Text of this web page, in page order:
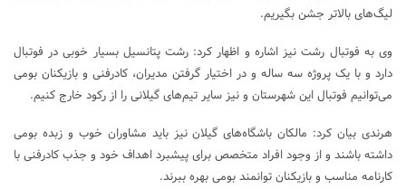
لیگ‌های بالاتر جشن بگیریم.
وی به فوتبال رشت نیز اشاره و اظهار کرد: رشت پتانسیل بسیار خوبی در فوتبال
دارد و با یک پروژه سه ساله و در اختیار گرفتن مدیران، کادرفنی و بازیکنان بومی
می‌توانیم فوتبال این شهرستان و نیز سایر تیم‌های گیلانی را از رکود خارج کنیم.
هرندی بیان کرد: مالکان باشگاه‌های گیلان نیز باید مشاوران خوب و زبده بومی
داشته باشند و از وجود افراد متخصص برای پیشبرد اهداف خود و جذب کادرفنی با
کارنامه مناسب و بازیکنان توانمند بومی بهره ببرند.